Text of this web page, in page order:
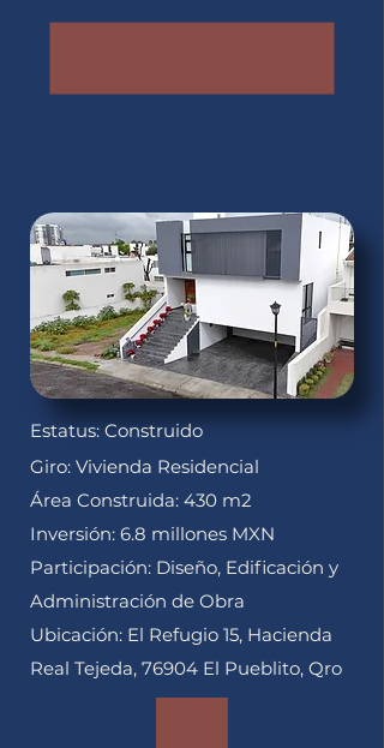
Estatus: Construido
Giro: Vivienda Residencial
Área Construida: 430 m2
Inversión: 6.8 millones MXN
Participación: Diseño, Edificación y
Administración de Obra
Ubicación: El Refugio 15, Hacienda
Real Tejeda, 76904 El Pueblito, Qro